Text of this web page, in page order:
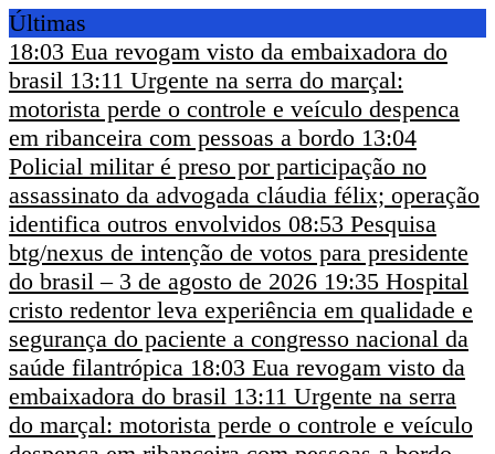
Últimas
18:03 Eua revogam visto da embaixadora do
brasil 13:11 Urgente na serra do marçal:
motorista perde o controle e veículo despenca
em ribanceira com pessoas a bordo 13:04
Policial militar é preso por participação no
assassinato da advogada cláudia félix; operação
identifica outros envolvidos 08:53 Pesquisa
btg/nexus de intenção de votos para presidente
do brasil – 3 de agosto de 2026 19:35 Hospital
cristo redentor leva experiência em qualidade e
segurança do paciente a congresso nacional da
saúde filantrópica 18:03 Eua revogam visto da
embaixadora do brasil 13:11 Urgente na serra
do marçal: motorista perde o controle e veículo